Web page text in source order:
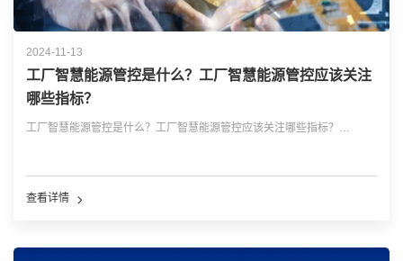
2024-11-13
工厂智慧能源管控是什么？工厂智慧能源管控应该关注
哪些指标？
工厂智慧能源管控是什么？工厂智慧能源管控应该关注哪些指标？…
查看详情